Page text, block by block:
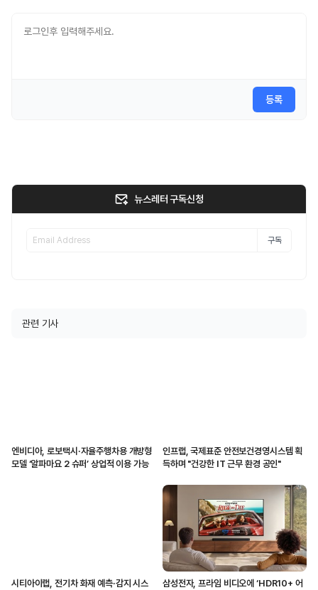
등록
뉴스레터 구독신청
구독
관련 기사
엔비디아, 로보택시·자율주행차용 개방형
모델 ‘알파마요 2 슈퍼’ 상업적 이용 가능
인프랩, 국제표준 안전보건경영시스템 획
득하며 "건강한 IT 근무 환경 공인"
시티아이랩, 전기차 화재 예측·감지 시스
삼성전자, 프라임 비디오에 ‘HDR10+ 어